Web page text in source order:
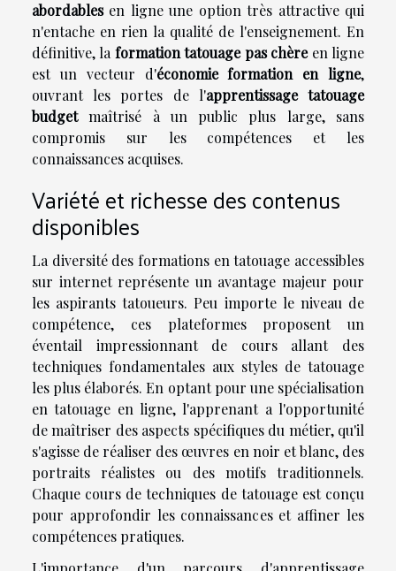
abordablesen ligne une option très attractive qui
n'entache en rien la qualité de l'enseignement. En
définitive, la formation tatouage pas chèreen ligne
est un vecteur d'économie formation en ligne,
ouvrant les portes de l'apprentissage tatouage
budgetmaîtrisé à un public plus large, sans
compromis sur les compétences et les
connaissances acquises.
Variété et richesse des contenus
disponibles
La diversité des formations en tatouage accessibles
sur internet représente un avantage majeur pour
les aspirants tatoueurs. Peu importe le niveau de
compétence, ces plateformes proposent un
éventail impressionnant de cours allant des
techniques fondamentales aux styles de tatouage
les plus élaborés. En optant pour une spécialisation
en tatouage en ligne, l'apprenant a l'opportunité
de maîtriser des aspects spécifiques du métier, qu'il
s'agisse de réaliser des œuvres en noir et blanc, des
portraits réalistes ou des motifs traditionnels.
Chaque cours de techniques de tatouage est conçu
pour approfondir les connaissances et affiner les
compétences pratiques.